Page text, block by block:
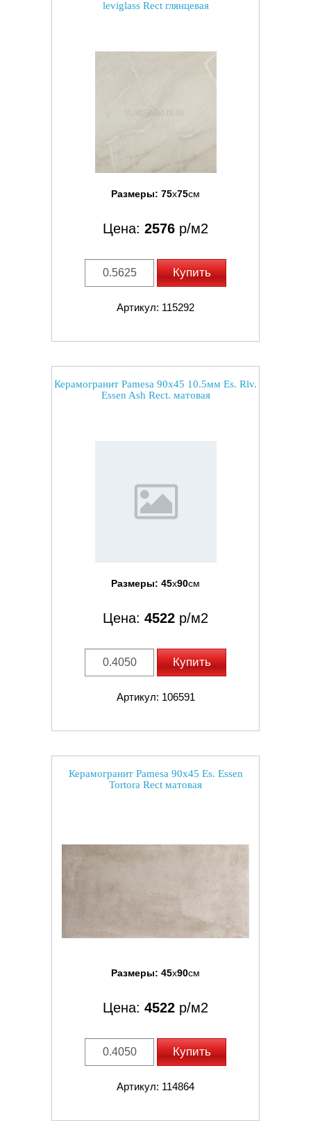
leviglass Rect глянцевая
Размеры: 75x75см
Цена: 2576 р/м2
Купить
Артикул: 115292
Керамогранит Pamesa 90x45 10.5мм Es. Rlv.
Essen Ash Rect. матовая
Размеры: 45x90см
Цена: 4522 р/м2
Купить
Артикул: 106591
Керамогранит Pamesa 90x45 Es. Essen
Tortora Rect матовая
Размеры: 45x90см
Цена: 4522 р/м2
Купить
Артикул: 114864